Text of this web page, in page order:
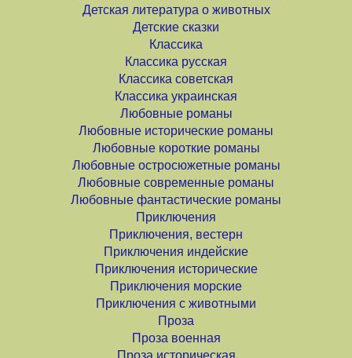
Детская литература о животных
Детские сказки
Классика
Классика русская
Классика советская
Классика украинская
Любовные романы
Любовные исторические романы
Любовные короткие романы
Любовные остросюжетные романы
Любовные современные романы
Любовные фантастические романы
Приключения
Приключения, вестерн
Приключения индейские
Приключения исторические
Приключения морские
Приключения с животными
Проза
Проза военная
Проза историческая